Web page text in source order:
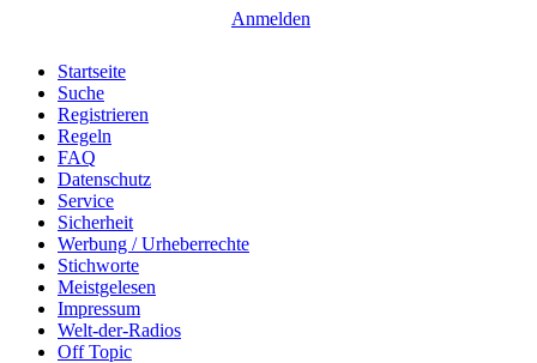
Anmelden
Startseite
Suche
Registrieren
Regeln
FAQ
Datenschutz
Service
Sicherheit
Werbung / Urheberrechte
Stichworte
Meistgelesen
Impressum
Welt-der-Radios
Off Topic